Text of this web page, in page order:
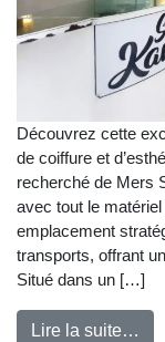
Découvrez cette
de coiffure et
recherché de Mers
avec tout le
emplacement
transports, offrant
Situé dans un […]
Lire la suite…